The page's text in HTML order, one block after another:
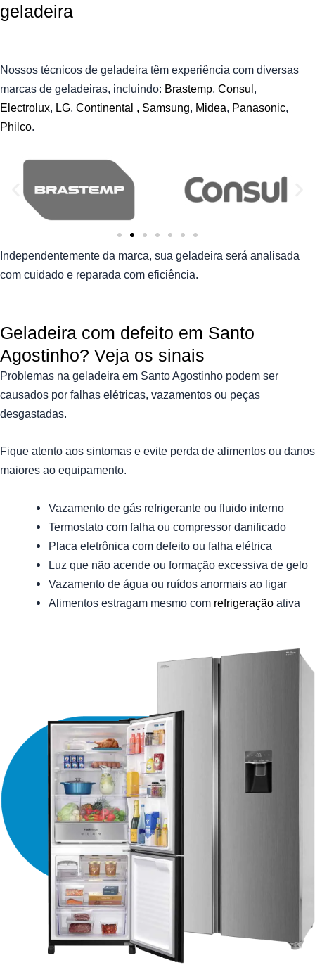
geladeira
Nossos técnicos de geladeira têm experiência com diversas
marcas de geladeiras, incluindo: Brastemp Consul
Electrolux LG Continental , Samsung Midea Panasonic
Philco
Independentemente da marca, sua geladeira será analisada
com cuidado e reparada com eficiência.
Geladeira com defeito em Santo
Agostinho? Veja os sinais
Problemas na geladeira em Santo Agostinho podem ser
causados por falhas elétricas, vazamentos ou peças
desgastadas.
Fique atento aos sintomas e evite perda de alimentos ou danos
maiores ao equipamento.
Vazamento de gás refrigerante ou fluido interno
Termostato com falha ou compressor danificado
Placa eletrônica com defeito ou falha elétrica
Luz que não acende ou formação excessiva de gelo
Vazamento de água ou ruídos anormais ao ligar
Alimentos estragam mesmo com refrigeração ativa